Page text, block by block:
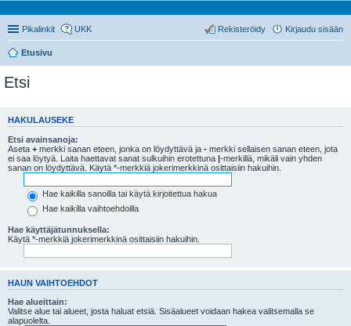
Pikalinkit UKK Kirjaudu sisään
Rekisteröidy
Etusivu
Etsi
HAKULAUSEKE
Etsi avainsanoja:
Aseta + merkki sanan eteen, jonka on löydyttävä ja - merkki sellaisen sanan eteen, jota
ei saa löytyä. Laita haettavat sanat sulkuihin erotettuna |-merkillä, mikäli vain yhden
sanan on löydyttävä. Käytä *-merkkiä jokerimerkkinä osittaisiin hakuihin.
Hae kaikilla sanoilla tai käytä kirjoitettua hakua
Hae kaikilla vaihtoehdoilla
Hae käyttäjätunnuksella:
Käytä *-merkkiä jokerimerkkinä osittaisiin hakuihin.
HAUN VAIHTOEHDOT
Hae alueittain:
Valitse alue tai alueet, josta haluat etsiä. Sisäalueet voidaan hakea valitsemalla se
alapuolelta.